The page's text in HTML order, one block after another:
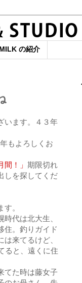
の紹介
います。４３年
もよろしくお
間！」 期限切れ
しを探してくだ
。
代は北大生、
住。釣りガイド
来てるけど、
ると、遠くに住
てた時は藤女子